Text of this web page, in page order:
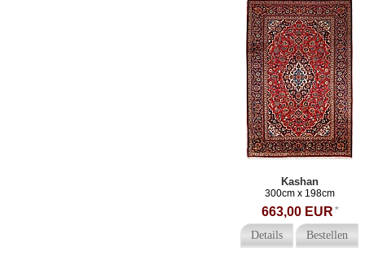
Kashan
300cm x 198cm
663,00 EUR *
Details Bestellen